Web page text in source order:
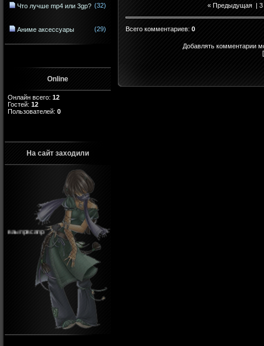
Что лучше mp4 или 3gp? (32)
Аниме аксессуары (29)
Online
Онлайн всего: 12
Гостей: 12
Пользователей: 0
На сайт заходили
« Предыдущая |3
Всего комментариев: 0
Добавлять комментарии